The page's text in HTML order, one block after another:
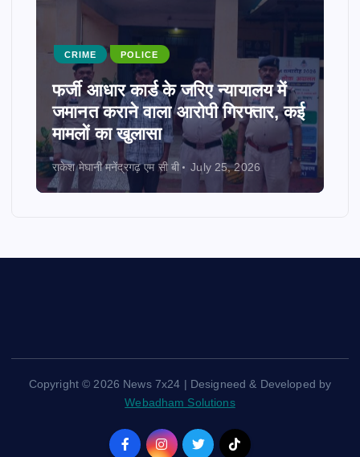
CRIME POLICE
फर्जी आधार कार्ड के जरिए न्यायालय में
जमानत कराने वाला आरोपी गिरफ्तार, कई
मामलों का खुलासा
राकेश मेघानी मनेंद्रगढ़ एम सी बी July 25, 2026
Copyright © 2026 News 7x24 | Designeed & Developed by
Webadham Solutions